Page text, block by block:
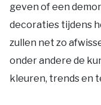
geven of een
decoraties tijdens
zullen net zo
onder andere de
kleuren, trends en